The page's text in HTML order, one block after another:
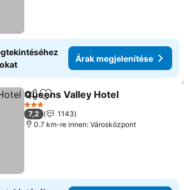
Árak megjelenítése
Megosztás
Hozzáadás a kedvencekhez
Queens Valley Hotel
3 Kategória
7,2
1143
0.7 km-re innen: Városközpont